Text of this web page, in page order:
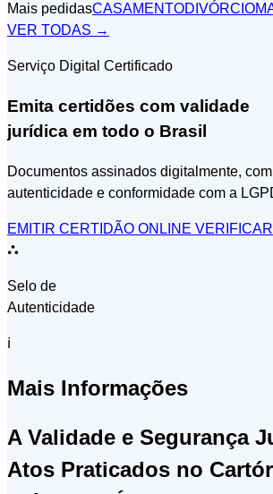
Mais pedidasCASAMENTODIVÓRCIO
VER TODAS →
Serviço Digital Certificado
Emita certidões com validade
jurídica em todo o Brasil
Documentos assinados digitalmente,
autenticidade e conformidade com a
EMITIR CERTIDÃO ONLINE
⛬
Selo de
Autenticidade
ℹ
Mais Informações
A Validade e Segurança
Atos Praticados no